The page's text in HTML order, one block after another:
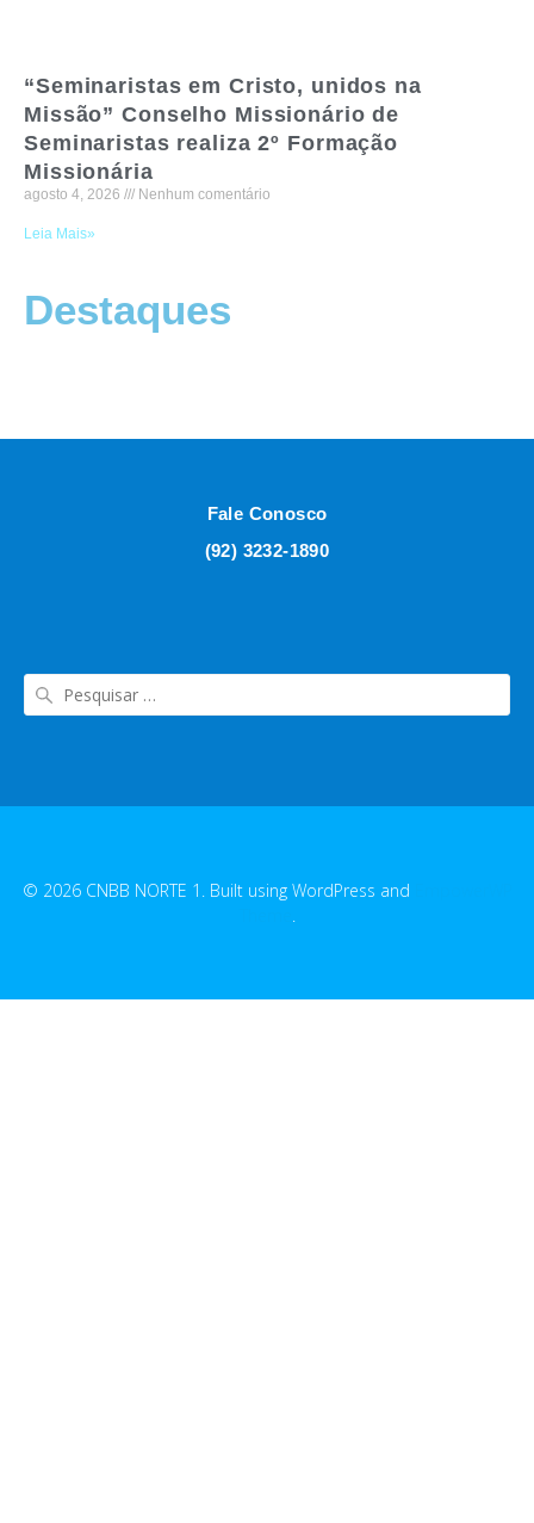
“Seminaristas em Cristo, unidos na
Missão” Conselho Missionário de
Seminaristas realiza 2º Formação
Missionária
agosto 4, 2026 Nenhum comentário
Leia Mais»
Destaques
Fale Conosco
(92) 3232-1890
© 2026 CNBB NORTE 1. Built using WordPress and